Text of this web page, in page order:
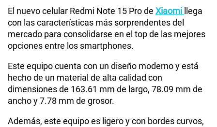
Sistema operativo Android 15
Procesador
Tamaño de Pantalla
WiFI Si
El nuevo celular Redmi Note 15 Pro de Xiaomi llega
con las características más sorprendentes del
mercado para consolidarse en el top de las mejores
opciones entre los smartphones.
Este equipo cuenta con un diseño moderno y está
hecho de un material de alta calidad con
dimensiones de 163.61 mm de largo, 78.09 mm de
ancho y 7.78 mm de grosor.
Además, este equipo es ligero y con bordes curvos,